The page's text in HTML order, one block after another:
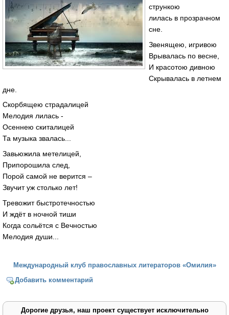
стрункою
лилась в прозрачном
сне.
Звенящею, игривою
Врывалась по весне,
И красотою дивною
Скрывалась в летнем
дне.
Скорбящею страдалицей
Мелодия лилась -
Осеннею скиталицей
Та музыка звалась...
Завьюжила метелицей,
Припорошила след,
Порой самой не верится –
Звучит уж столько лет!
Тревожит быстротечностью
И ждёт в ночной тиши
Когда сольётся с Вечностью
Мелодия души...
Международный клуб православных литераторов «Омилия»
Добавить комментарий
Дорогие друзья, наш проект существует исключительно